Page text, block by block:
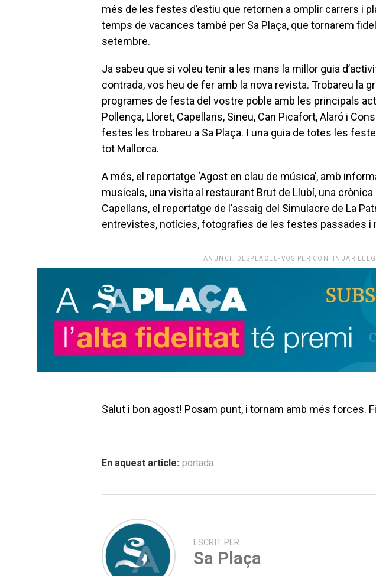
més de les festes d’estiu que retornen a omplir carrers i
temps de vacances també per Sa Plaça, que tornarem
setembre.
Ja sabeu que si voleu tenir a les mans la millor guia
contrada, vos heu de fer amb la nova revista. Trobareu la
programes de festa del vostre poble amb les principals
Pollença, Lloret, Capellans, Sineu, Can Picafort, Alaró i
festes les trobareu a Sa Plaça. I una guia de totes les
tot Mallorca.
A més, el reportatge ‘Agost en clau de música’, amb
musicals, una visita al restaurant Brut de Llubí, una
Capellans, el reportatge de l’assaig del Simulacre de La
entrevistes, notícies, fotografies de les festes passades i
ANUNCI. DESPLACEU-VOS PER CONTINUAR
Salut i bon agost! Posam punt, i tornam amb més forces.
En aquest article: portada
ESCRIT PER
Sa Plaça